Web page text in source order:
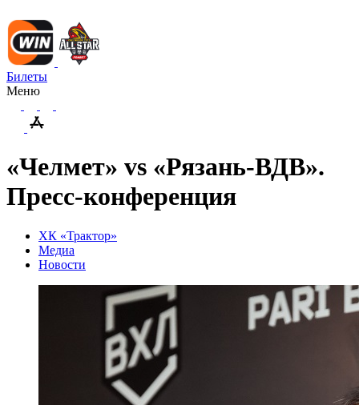
Билеты
Меню
«Челмет» vs «Рязань-ВДВ».
Пресс-конференция
ХК «Трактор»
Медиа
Новости